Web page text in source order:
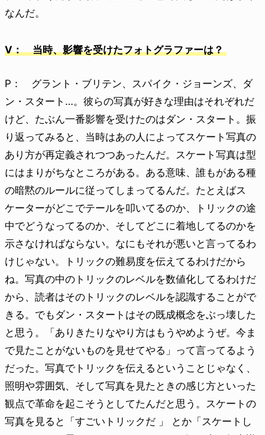
なんだ。
V： 当時、影響を受けたフォトグラファーは？
P： グラント・ブリテン、スパイク・ジョーンズ、ダ
ン・スタート…。彼らの写真が好きな理由はそれぞれだ
けど、たぶん一番影響を受けたのはダン・スタート。振
り返ってみると、当時はあの人によってスケート写真の
あり方が再定義されつつあったんだ。スケート写真は型
にはまりがちなところがある。ある意味、誰もがある種
の暗黙のルールに従ってしまってるんだ。たとえばス
ケーターがどこでテールを叩いてるのか、トリックの途
中でどうなってるのか、そしてどこに着地してるのかを
示さなければならない。なにもそれが悪いと言ってるわ
けじゃない。トリックの難易度を伝えてるわけだから
ね。写真の中のトリックのレベルを数値化してるわけだ
から、読者はそのトリックのレベルを認識することがで
きる。でもダン・スタートはその既成概念をぶっ壊した
と思う。「ありきたりなやり方はもうやめようぜ。今ま
で見たことがないものを見せてやる」って言ってるよう
だった。写真でトリックを伝えるということじゃなく、
照明や雰囲気、そして写真を見たときの感じ方といった
観点で革命を起こそうとしてたんだと思う。スケートの
写真を見ると「すごいトリックだ 」 とか「スケートし